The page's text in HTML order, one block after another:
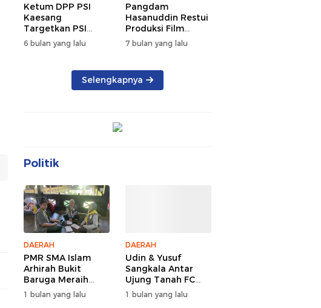
Ketum DPP PSI
Kaesang
Targetkan PSI
Menang di Sulsel
Pemilu 2029
6 bulan yang lalu
Pangdam
Hasanuddin Restui
Produksi Film
TUNGKE Tahun
7 bulan yang lalu
Selengkapnya
Politik
DAERAH
PMR SMA Islam
Arhirah Bukit
Baruga Meraih
Enam Juara Youth
Peer Camp 2026
1 bulan yang lalu
DAERAH
Udin & Yusuf
Sangkala Antar
Ujung Tanah FC
Juara PSDA Cup
1 bulan yang lalu